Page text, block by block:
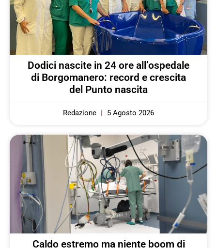
Dodici nascite in 24 ore all’ospedale
di Borgomanero: record e crescita
del Punto nascita
Redazione 5 Agosto 2026
Caldo estremo ma niente boom di